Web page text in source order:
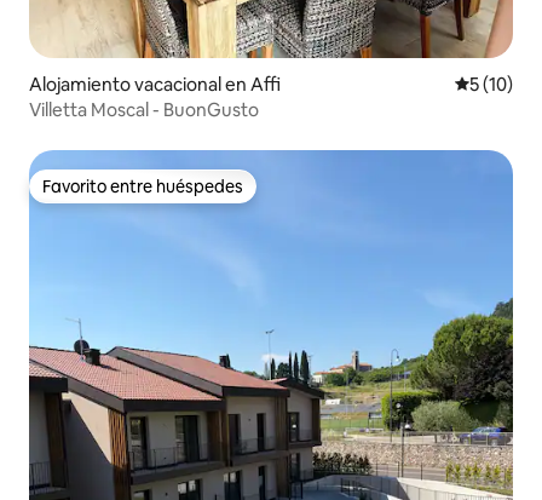
Alojamiento vacacional en Affi
5 (10)
Villetta Moscal - BuonGusto
Favorito entre huéspedes
Favorito entre huéspedes